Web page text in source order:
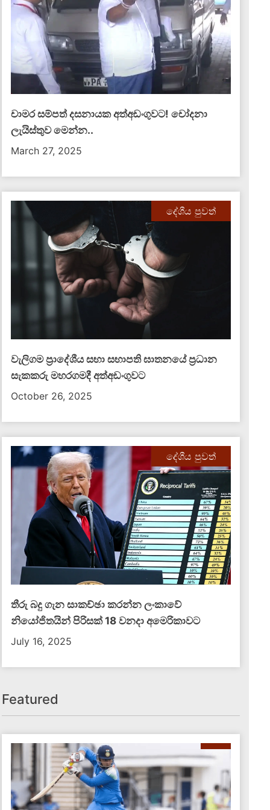
චාමර සම්පත් දසනායක අත්අඩංගුවට​! චෝදනා
ලැයිස්තුව මෙන්න​..
March 27, 2025
දේශීය පුවත්
වැලිගම ප්‍රාදේශීය සභා සභාපති ඝාතනයේ ප්‍රධාන
සැකකරු මහරගමදී අත්අඩංගුවට
October 26, 2025
දේශීය පුවත්
තීරු බදු ගැන සාකච්ඡා කරන්න ලංකාවේ
නියෝජිතයින් පිරිසක් 18 වනදා අමෙරිකාවට
July 16, 2025
Featured